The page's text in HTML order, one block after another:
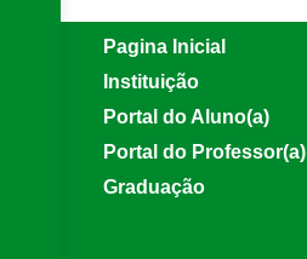
Pagina Inicial
Instituição
Portal do Aluno(a)
Portal do Professor(a)
Graduação